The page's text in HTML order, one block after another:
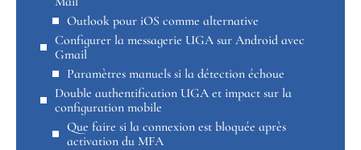
Outlook pour iOS comme alternative
Configurer la messagerie UGA sur Android avec
Gmail
Paramètres manuels si la détection échoue
Double authentification UGA et impact sur la
configuration mobile
Que faire si la connexion est bloquée après
activation du MFA